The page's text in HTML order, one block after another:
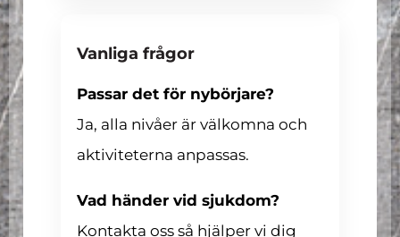
Vanliga frågor
Passar det för nybörjare?
Ja, alla nivåer är välkomna och
aktiviteterna anpassas.
Vad händer vid sjukdom?
Kontakta oss så hjälper vi dig